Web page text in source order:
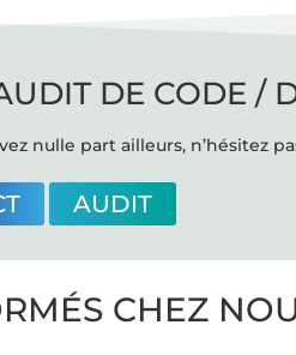
DE CODE /
nulle part ailleurs, n’hésitez
AUDIT
CHEZ